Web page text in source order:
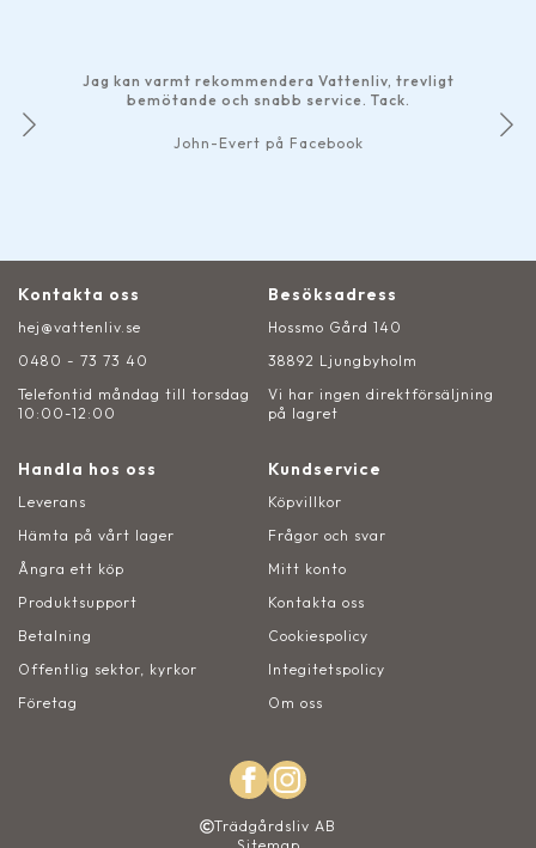
Jag kan varmt rekommendera Vattenliv, trevligt
bemötande och snabb service. Tack.
John-Evert på Facebook
Kontakta oss
hej@vattenliv.se
0480 - 73 73 40
Telefontid måndag till torsdag
10:00-12:00
Besöksadress
Hossmo Gård 140
38892 Ljungbyholm
Vi har ingen direktförsäljning
på lagret
Handla hos oss
Leverans
Hämta på vårt lager
Ångra ett köp
Produktsupport
Betalning
Offentlig sektor, kyrkor
Företag
Kundservice
Köpvillkor
Frågor och svar
Mitt konto
Kontakta oss
Cookiespolicy
Integitetspolicy
Om oss
Trädgårdsliv AB